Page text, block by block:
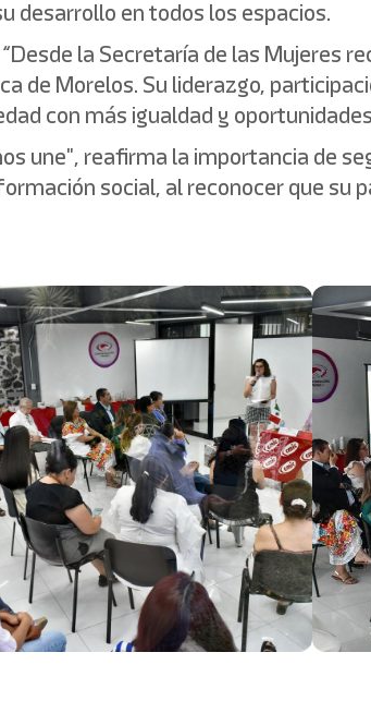
desarrollo en todos los espacios.
la Secretaría de las Mujeres
de Morelos. Su liderazgo,
con más igualdad y
une", reafirma la importancia de
social, al reconocer que su